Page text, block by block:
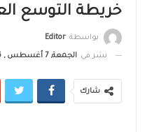
خريطة التوسع
بواسطة Editor
نشر في الجمعة, 7 أغسطس , 2026, الساعة 1:22 م
شارك